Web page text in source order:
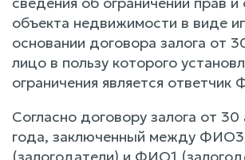
объекта недвижимости в виде
основании договора залога от
лицо в пользу которого
ограничения является ответчик
Согласно договору залога от
года, заключенный между
(залогодатели) и ФИО1